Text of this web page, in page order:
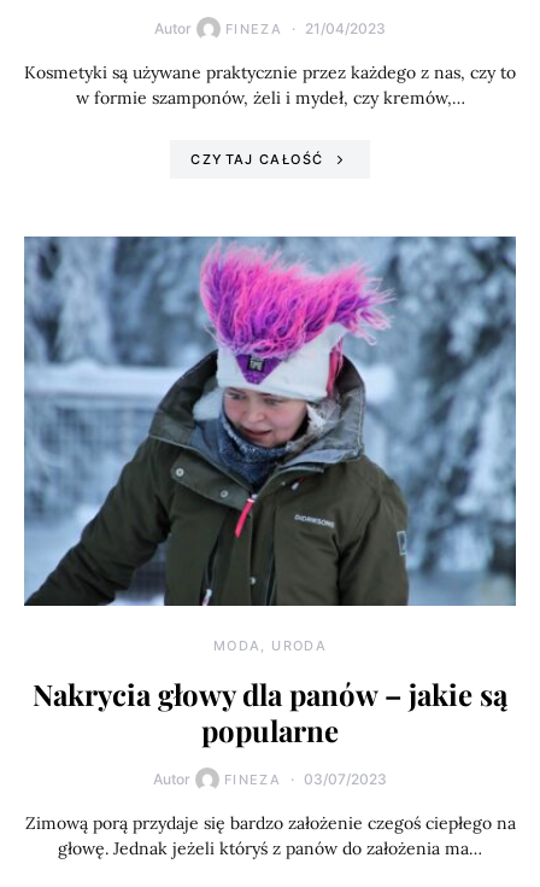
Autor FINEZA 21/04/2023
Kosmetyki są używane praktycznie przez każdego z nas, czy to
w formie szamponów, żeli i mydeł, czy kremów,…
CZYTAJ CAŁOŚĆ
MODA, URODA
Nakrycia głowy dla panów – jakie są
popularne
Autor FINEZA 03/07/2023
Zimową porą przydaje się bardzo założenie czegoś ciepłego na
głowę. Jednak jeżeli któryś z panów do założenia ma…